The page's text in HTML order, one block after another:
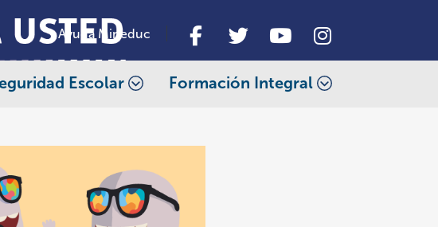
Ayuda Mineduc
Escolar Formación Integral